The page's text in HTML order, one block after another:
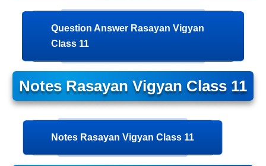
Question Answer Rasayan Vigyan
Class 11
Notes Rasayan Vigyan Class 11
Notes Rasayan Vigyan Class 11